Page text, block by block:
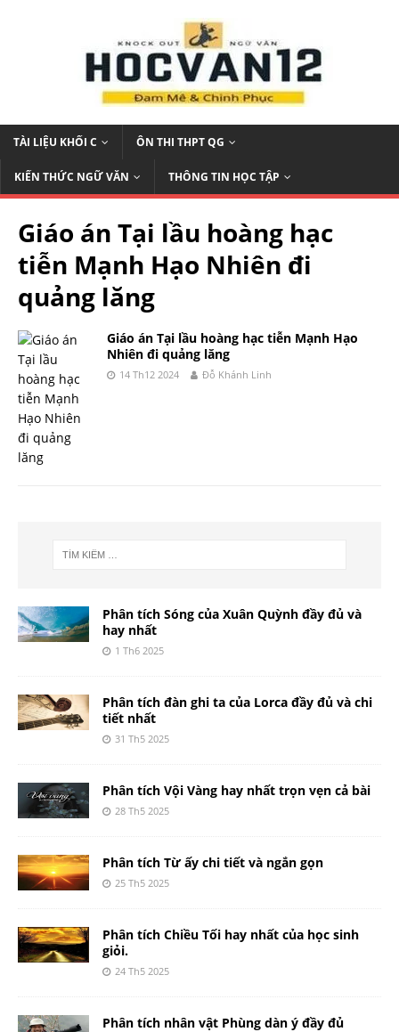
TÀI LIỆU KHỐI C ÔN THI THPT QG
KIẾN THỨC NGỮ VĂN THÔNG TIN HỌC TẬP
Giáo án Tại lầu hoàng hạc
tiễn Mạnh Hạo Nhiên đi
quảng lăng
Giáo án Tại lầu hoàng hạc tiễn Mạnh Hạo
Nhiên đi quảng lăng
14 Th12 2024 Đỗ Khánh Linh
Phân tích Sóng của Xuân Quỳnh đầy đủ và
hay nhất
1 Th6 2025
Phân tích đàn ghi ta của Lorca đầy đủ và chi
tiết nhất
31 Th5 2025
Phân tích Vội Vàng hay nhất trọn vẹn cả bài
28 Th5 2025
Phân tích Từ ấy chi tiết và ngắn gọn
25 Th5 2025
Phân tích Chiều Tối hay nhất của học sinh
giỏi.
24 Th5 2025
Phân tích nhân vật Phùng dàn ý đầy đủ